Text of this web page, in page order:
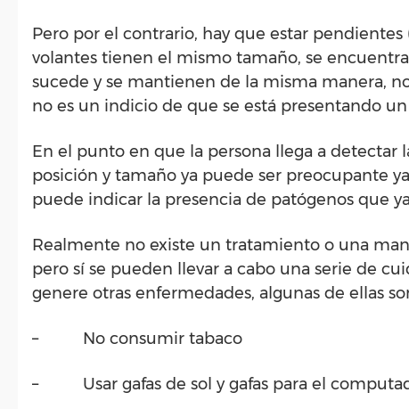
Pero por el contrario, hay que estar
volantes tienen el mismo tamaño, se
sucede y se mantienen de la misma manera,
no es un indicio de que se está presentando
En el punto en que la persona llega a detectar
posición y tamaño ya puede ser preocupante
puede indicar la presencia de patógenos que
Realmente no existe un tratamiento o una
pero sí se pueden llevar a cabo una serie de
genere otras enfermedades, algunas de ellas
– No consumir tabaco
– Usar gafas de sol y gafas para el